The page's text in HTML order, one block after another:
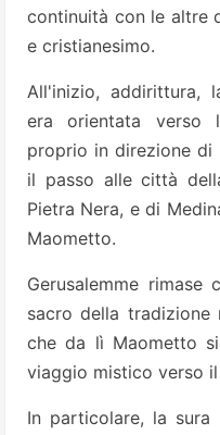
continuità con le altre
e cristianesimo.
All'inizio, addirittura,
era orientata verso
proprio in direzione di
il passo alle città
Pietra Nera, e di
Maometto.
Gerusalemme
sacro della tradizione
che da lì Maometto
viaggio mistico verso
In particolare, la sura